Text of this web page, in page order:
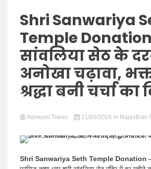
Shri Sanwariya
Temple
सांवलिया सेठ के
अनोखा चढ़ावा,
श्रद्धा बनी चर्चा का
Ashwani Tiwari 21/05/2026 in Rajasthan
Shri Sanwariya Seth Temple Donation